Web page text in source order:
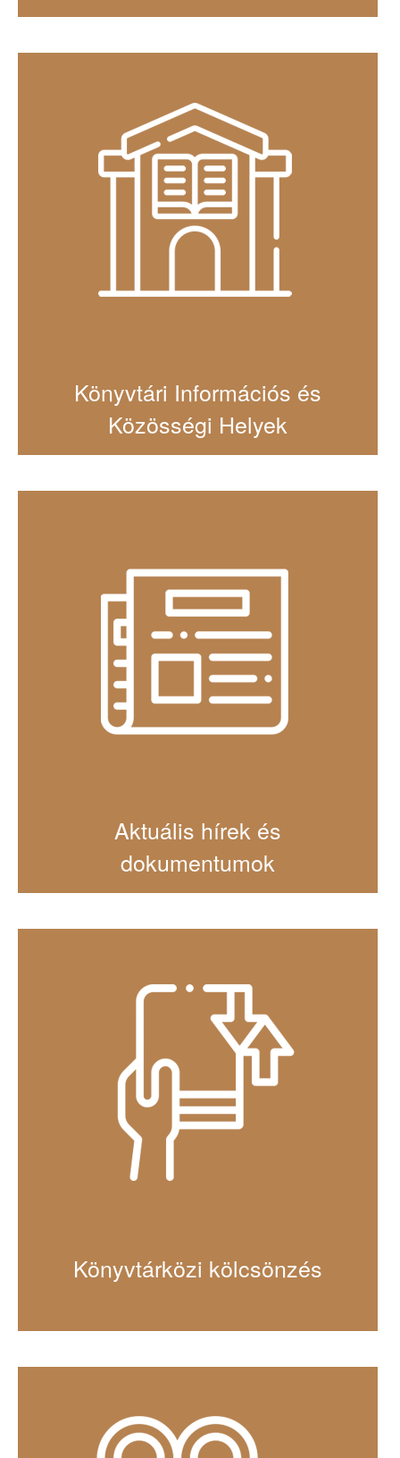
Könyvtári Információs és
Közösségi Helyek
Aktuális hírek és
dokumentumok
Könyvtárközi kölcsönzés